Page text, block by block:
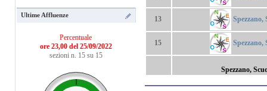
Ultime Affluenze
Percentuale
ore 23,00 del 25/09/2022
sezioni n. 15 su 15
13 Spezzano,
15 Spezzano,
Spezzano,